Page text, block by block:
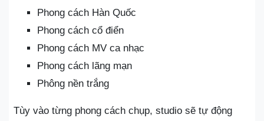
Phong cách Hàn Quốc
Phong cách cổ điển
Phong cách MV ca nhạc
Phong cách lãng mạn
Phông nền trắng
Tùy vào từng phong cách chụp, studio sẽ tự động